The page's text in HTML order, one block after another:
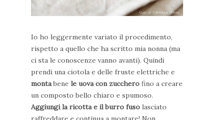
Io ho leggermente variato il procedimento,
rispetto a quello che ha scritto mia nonna (ma
ci sta le conoscenze vanno avanti). Quindi
prendi una ciotola e delle fruste elettriche e
montabene le uova con zucchero fino a creare
un composto bello chiaro e spumoso.
Aggiungi la ricotta e il burro fuso lasciato